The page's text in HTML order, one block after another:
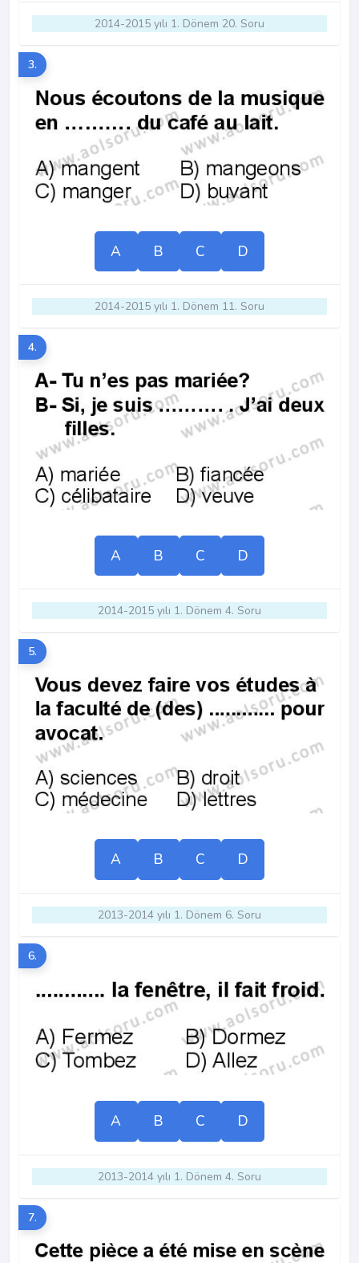
2014-2015 yılı 1. Dönem 20. Soru
3.
A B C D
2014-2015 yılı 1. Dönem 11. Soru
4.
A B C D
2014-2015 yılı 1. Dönem 4. Soru
5.
A B C D
2013-2014 yılı 1. Dönem 6. Soru
6.
A B C D
2013-2014 yılı 1. Dönem 4. Soru
7.